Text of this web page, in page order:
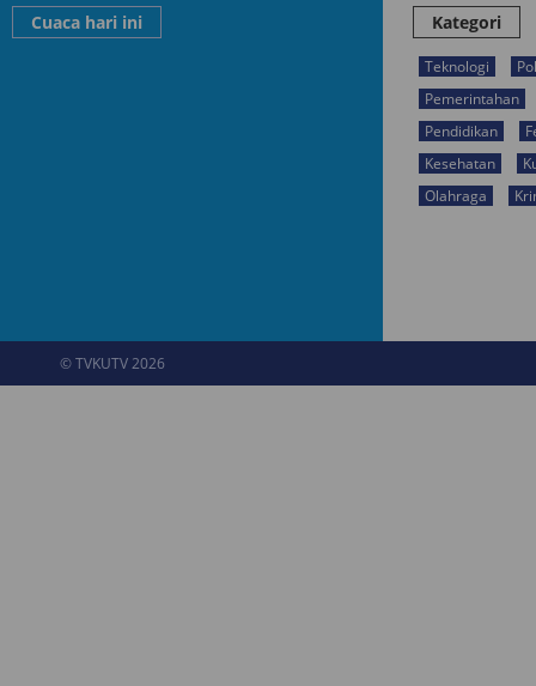
Cuaca hari ini Kategori
Teknologi
Pemerintahan
Pendidikan
Kesehatan
Olahraga
© TVKUTV 2026